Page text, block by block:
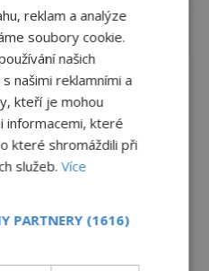
události roku 2023: Jsou
v obležení UFO?
reklam a analýze
soubory cookie.
našich
našimi reklamními a
kteří je mohou
informacemi, které
které shromáždili při
služeb.Více
PARTNERY (1616)